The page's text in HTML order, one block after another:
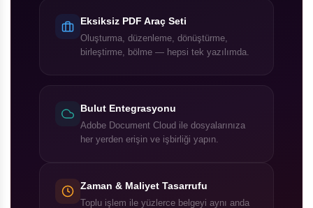
Eksiksiz PDF Araç Seti
Oluşturma, düzenleme, dönüştürme,
birleştirme, bölme — hepsi tek yazılımda.
Bulut Entegrasyonu
Adobe Document Cloud ile dosyalarınıza
her yerden erişin ve işbirliği yapın.
Zaman & Maliyet Tasarrufu
Toplu işlem ile yüzlerce belgeyi aynı anda